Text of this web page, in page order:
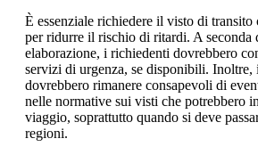
È essenziale richiedere il visto di
per ridurre il rischio di ritardi. A seconda
elaborazione, i richiedenti dovrebbero
servizi di urgenza, se disponibili. Inoltre,
dovrebbero rimanere consapevoli di
nelle normative sui visti che potrebbero
viaggio, soprattutto quando si deve
regioni.